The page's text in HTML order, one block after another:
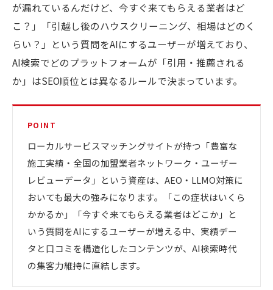
が漏れているんだけど、今すぐ来てもらえる業者はど
こ？」「引越し後のハウスクリーニング、相場はどのく
らい？」という質問をAIにするユーザーが増えており、
AI検索でどのプラットフォームが「引用・推薦される
か」はSEO順位とは異なるルールで決まっています。
POINT
ローカルサービスマッチングサイトが持つ「豊富な
施工実績・全国の加盟業者ネットワーク・ユーザー
レビューデータ」という資産は、AEO・LLMO対策に
おいても最大の強みになります。「この症状はいくら
かかるか」「今すぐ来てもらえる業者はどこか」と
いう質問をAIにするユーザーが増える中、実績デー
タと口コミを構造化したコンテンツが、AI検索時代
の集客力維持に直結します。